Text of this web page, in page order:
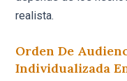
realista.
Orden De
Individualizada